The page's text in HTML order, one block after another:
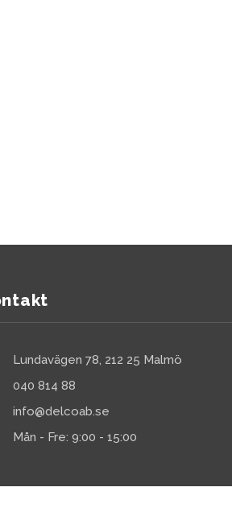
Lundavägen 78, 212 25 Malmö
040 814 88
info@delcoab.se
Mån - Fre: 9:00 - 15:00